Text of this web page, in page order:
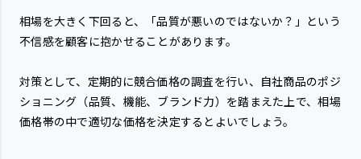
相場を大きく下回ると、「品質が悪いのではないか？」という
不信感を顧客に抱かせることがあります。
対策として、定期的に競合価格の調査を行い、自社商品のポジ
ショニング（品質、機能、ブランド力）を踏まえた上で、相場
価格帯の中で適切な価格を決定するとよいでしょう。